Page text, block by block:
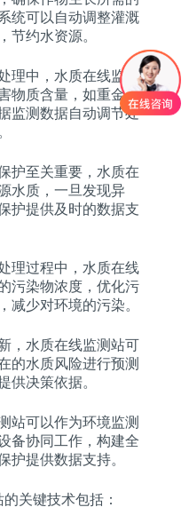
统可以自动调整灌溉
节约水资源。
理中，水质在线监测
物质含量，如重金
监测数据自动调节处
护至关重要，水质在
水质，一旦发现异
护提供及时的数据支
理过程中，水质在线
污染物浓度，优化污
减少对环境的污染。
，水质在线监测站可
的水质风险进行预测
供决策依据。
站可以作为环境监测
备协同工作，构建全
护提供数据支持。
关键技术包括：